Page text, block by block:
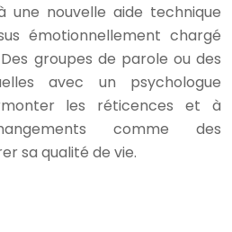
une nouvelle aide technique
émotionnellement chargé
groupes de parole ou des
avec un psychologue
les réticences et à
comme des
sa qualité de vie.